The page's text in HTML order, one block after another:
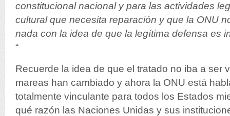
constitucional nacional y para las actividades
cultural que necesita reparación y que la ONU
nada con la idea de que la legítima defensa es
“
Recuerde la idea de que el tratado no iba a ser
mareas han cambiado y ahora la ONU está
totalmente vinculante para todos los Estados
qué razón las Naciones Unidas y sus